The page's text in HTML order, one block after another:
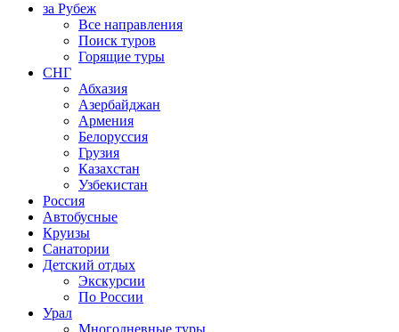
за Рубеж
Все направления
Поиск туров
Горящие туры
СНГ
Абхазия
Азербайджан
Армения
Белоруссия
Грузия
Казахстан
Узбекистан
Россия
Автобусные
Круизы
Санатории
Детский отдых
Экскурсии
По России
Урал
Многодневные туры